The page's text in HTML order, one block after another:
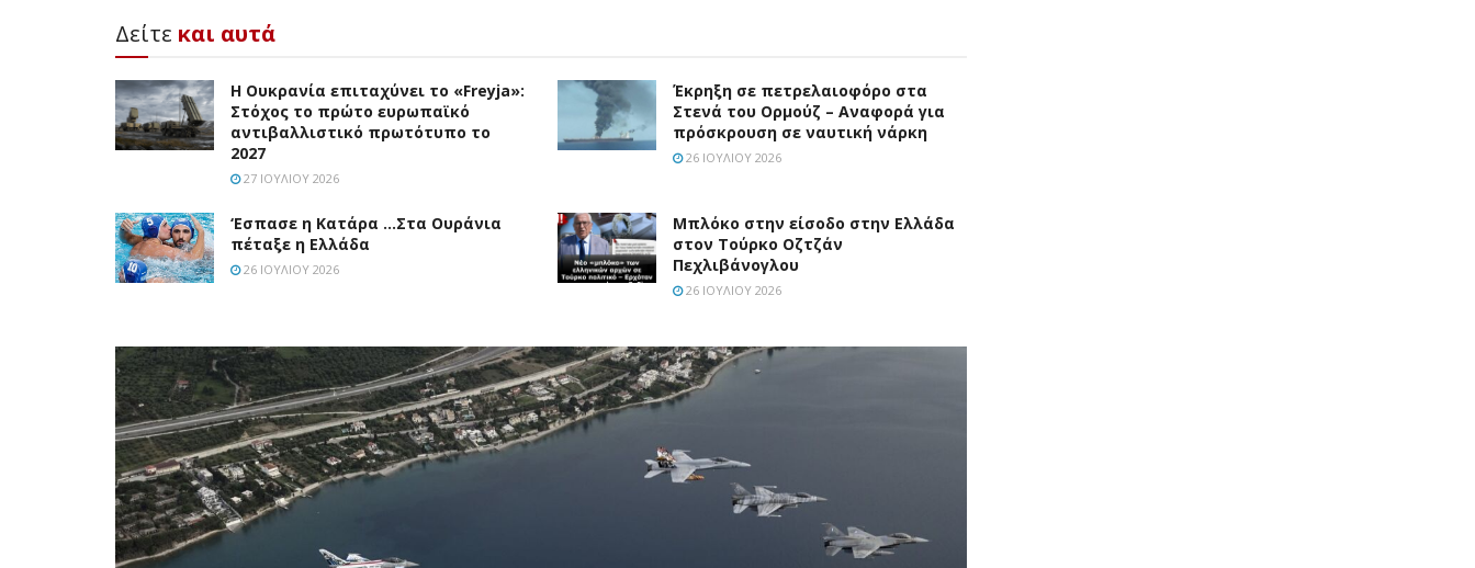
Δείτε και αυτά
Η Ουκρανία επιταχύνει το «Freyja»:
Στόχος το πρώτο ευρωπαϊκό
αντιβαλλιστικό πρωτότυπο το
2027
27 ΙΟΥΛΊΟΥ 2026
Έκρηξη σε πετρελαιοφόρο στα
Στενά του Ορμούζ – Αναφορά για
πρόσκρουση σε ναυτική νάρκη
26 ΙΟΥΛΊΟΥ 2026
‘Eσπασε η Κατάρα …Στα Ουράνια
πέταξε η Ελλάδα
26 ΙΟΥΛΊΟΥ 2026
Μπλόκο στην είσοδο στην Ελλάδα
στον Τούρκο Οζτζάν
Πεχλιβάνογλου
26 ΙΟΥΛΊΟΥ 2026